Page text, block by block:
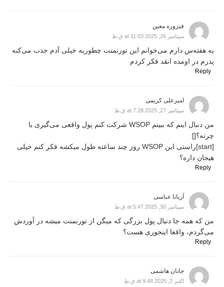
فیروزه معین
سپتامبر 26, 2025 at 11:03 ق.ظ
یه هفته‌س دارم می‌خوانم این تورنمنت چطوریه خیلی آدم جذب می‌کنه
پدرم در اومده انقد فکر کردم
Reply
امیرعلی کریمی
سپتامبر 27, 2025 at 7:28 ق.ظ
من دنبال اینم که ببینم WSOP شرکت کنم پول واقعی می‌گیری یا
چرته؟[]
[start]راستی این WSOP روز چند ساعته طول میکشه فکر کنم خیلی
هیجان داره؟
Reply
آریانا عباسی
سپتامبر 30, 2025 at 5:47 ق.ظ
من که همه جا دنبال پول بزرگی که میگن از تورنمنت میشه در آوردش
می‌گردم، واقعا اینجوری هست؟
Reply
جانان هاشمی
اکتبر 2, 2025 at 9:48 ق.ظ